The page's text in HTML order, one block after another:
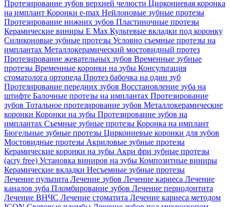
Протезирование зубов верхней челюсти Циркониевая коронка
на имплант Коронки e-max Нейлоновые зубные протезы
Протезирование нижних зубов Пластиночные протезы
Керамические виниры E Max Культевые вкладки под коронку
Силиконовые зубные протезы Условно съемные протезы на
имплантах Металлокерамический мостовидный протез
Протезирование жевательных зубов Временные зубные
протезы Временные коронки на зубы Консультация
стоматолога ортопеда Протез бабочка на один зуб
Протезирование передних зубов Восстановление зуба на
штифте Балочные протезы на имплантах Протезирование
зубов Тотальное протезирование зубов Металлокерамические
коронки Коронки на зубы Протезирование зубов на
имплантах Съемные зубные протезы Коронка на имплант
Бюгельные зубные протезы Циркониевые коронки для зубов
Мостовидные протезы Акриловые зубные протезы
Керамические коронки на зубы Акри фри зубные протезы
(acry free) Установка виниров на зубы Композитные виниры
Керамические вкладки Несъемные зубные протезы
Лечение пульпита Лечение зубов Лечение кариеса Лечение
каналов зуба Пломбирование зубов Лечение периодонтита
Лечение ВНЧС Лечение стоматита Лечение кариеса методом